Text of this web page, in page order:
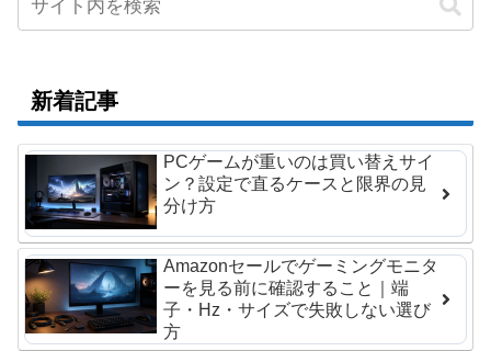
新着記事
PCゲームが重いのは買い替えサイ
ン？設定で直るケースと限界の見
分け方
Amazonセールでゲーミングモニタ
ーを見る前に確認すること｜端
子・Hz・サイズで失敗しない選び
方